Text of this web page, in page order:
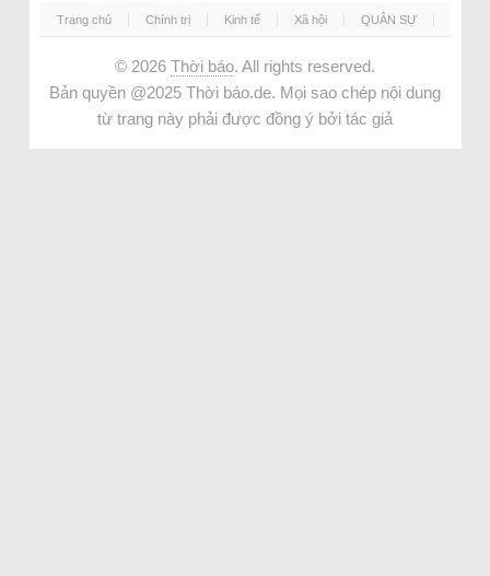
Trang chủ Chính trị Kinh tế Xã hội QUÂN SỰ
© 2026 Thời báo. All rights reserved.
Bản quyền @2025 Thời báo.de. Mọi sao chép nội dung
từ trang này phải được đồng ý bởi tác giả